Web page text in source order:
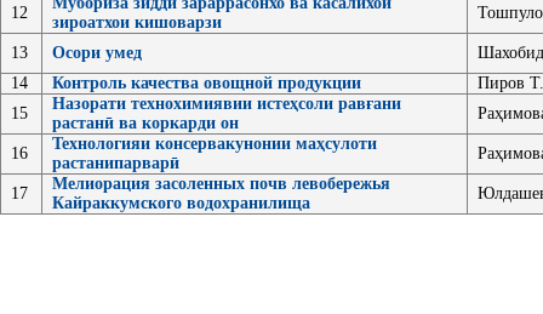
12
зироатхои кишоварзи
13 Осори умед
14
Контроль качества овощной продукции
Пиров
15
Назорати технохимиявии истеҳсоли равғани
растанӣ ва коркарди он
16
Технологияи консервакунонии маҳсулоти
растанипарварӣ
17
Мелиорация засоленных почв левобережья
Кайраккумского водохранилища